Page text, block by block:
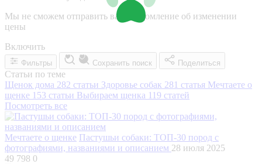
Мы не сможем отправить вам уведомление об изменении
цены
Включить
Фильтры Сохранить поиск Поделиться
Статьи по теме
Щенок дома 282 статьи Здоровье собак 281 статья Мечтаете о
щенке 153 статьи Выбираем щенка 119 статей
Посмотреть все
Мечтаете о щенке Пастушьи собаки: ТОП-30 пород с
фотографиями, названиями и описанием 28 июля 2025
49 798 0